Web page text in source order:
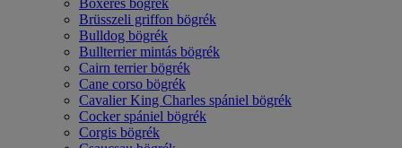
Boxeres bögrék
Brüsszeli griffon bögrék
Bulldog bögrék
Bullterrier mintás bögrék
Cairn terrier bögrék
Cane corso bögrék
Cavalier King Charles spániel bögrék
Cocker spániel bögrék
Corgis bögrék